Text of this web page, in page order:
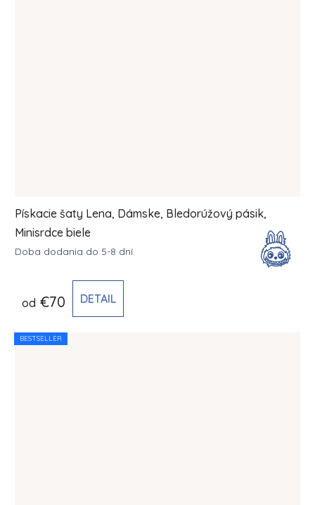
Pískacie šaty Lena, Dámske, Bledorúžový pásik,
Minisrdce biele
Doba dodania do 5-8 dní.
od €70 DETAIL
BESTSELLER